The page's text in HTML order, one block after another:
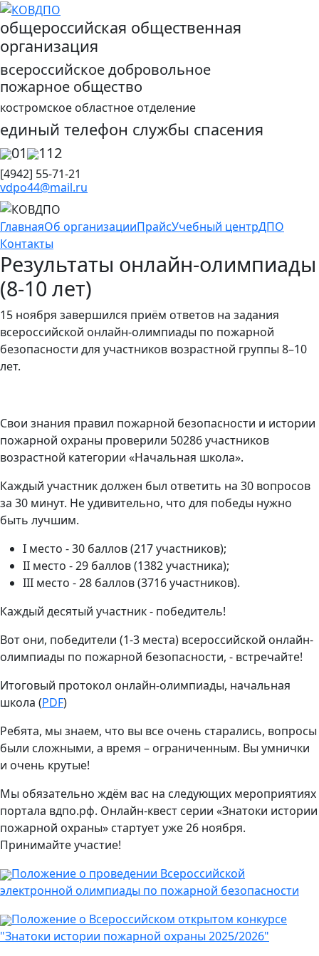
общероссийская общественная
организация
всероссийское добровольное
пожарное общество
костромское областное отделение
единый телефон службы спасения
01 112
[4942] 55-71-21
vdpo44@mail.ru
ГлавнаяОб организацииПрайсУчебный центрДПО
Контакты
Результаты онлайн-олимпиады
(8-10 лет)
15 ноября завершился приём ответов на задания
всероссийской онлайн-олимпиады по пожарной
безопасности для участников возрастной группы 8–10
лет.
Свои знания правил пожарной безопасности и истории
пожарной охраны проверили 50286 участников
возрастной категории «Начальная школа».
Каждый участник должен был ответить на 30 вопросов
за 30 минут. Не удивительно, что для победы нужно
быть лучшим.
I место - 30 баллов (217 участников);
II место - 29 баллов (1382 участника);
III место - 28 баллов (3716 участников).
Каждый десятый участник - победитель!
Вот они, победители (1-3 места) всероссийской онлайн-
олимпиады по пожарной безопасности, - встречайте!
Итоговый протокол онлайн-олимпиады, начальная
школа (PDF)
Ребята, мы знаем, что вы все очень старались, вопросы
были сложными, а время – ограниченным. Вы умнички
и очень крутые!
Мы обязательно ждём вас на следующих мероприятиях
портала вдпо.рф. Онлайн-квест серии «Знатоки истории
пожарной охраны» стартует уже 26 ноября.
Принимайте участие!
Положение о проведении Всероссийской
электронной олимпиады по пожарной безопасности
Положение о Всероссийском открытом конкурсе
"Знатоки истории пожарной охраны 2025/2026"